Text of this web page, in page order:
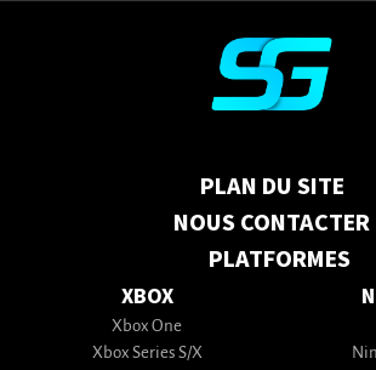
PLAN DU SITE
NOUS CONTACTER
PLATFORMES
XBOX
Xbox One
Xbox Series S/X